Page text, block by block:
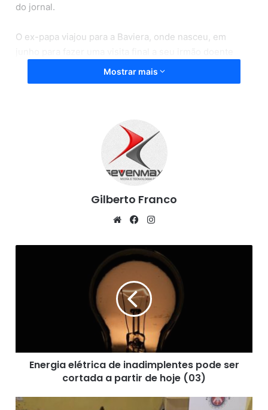
do jornal.
O ex-papa viajou para a Baviera, onde nasceu, em
Georg Ratzinger, que tinha 96 anos e morreu pouco
depois.
desde 2013, ano que ele renunciou ao pontificado.
Fonte: Voz da Bahia, (03/08/2020).
Mostrar mais
Gilberto Franco
We
te
Fa
bo
ok
ra
m
l
i
Energia elétrica de inadimplentes pode ser
cortada a partir de hoje (03)
O